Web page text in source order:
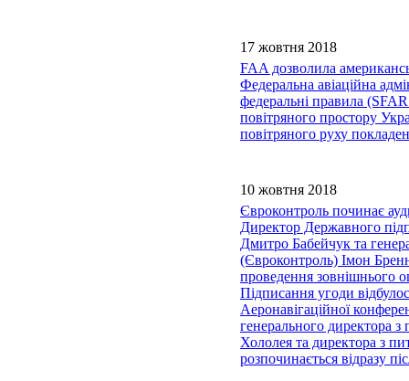
17 жовтня 2018
FAA дозволила
Федеральна авіаційна
федеральні правила
повітряного простору
повітряного руху
10 жовтня 2018
Євроконтроль починає
Директор Державного
Дмитро Бабейчук та
(Євроконтроль) Імон
проведення зовнішнього
Підписання угоди
Аеронавігаційної
генерального директора з
Хололея та директора з
розпочинається відразу